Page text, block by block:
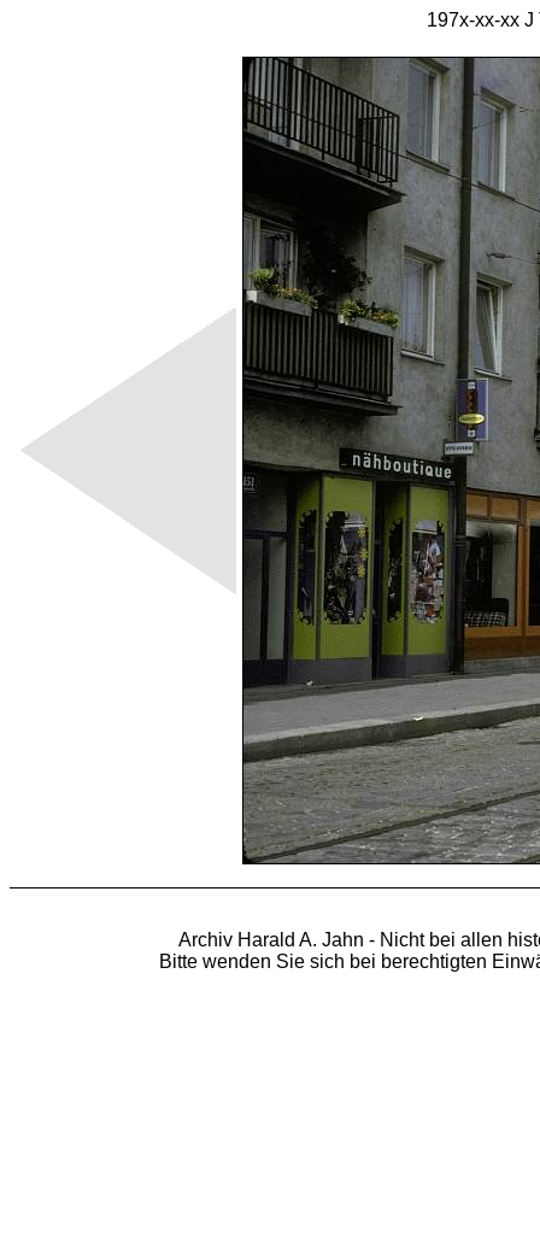
197x-xx-xx
Archiv Harald A. Jahn - Nicht bei allen
Bitte wenden Sie sich bei berechtigten